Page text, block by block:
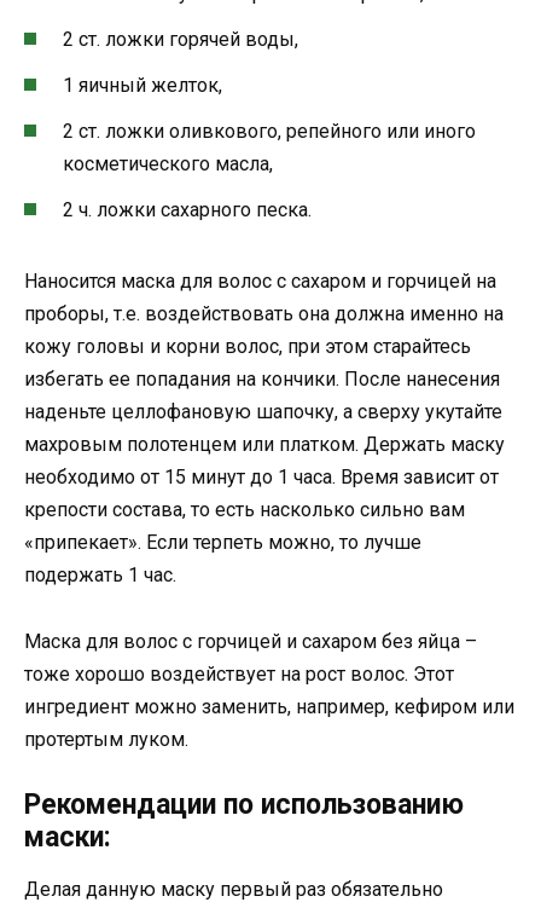
2 ст. ложки горячей воды,
1 яичный желток,
2 ст. ложки оливкового, репейного или иного
косметического масла,
2 ч. ложки сахарного песка.
Наносится маска для волос с сахаром и горчицей на
проборы, т.е. воздействовать она должна именно на
кожу головы и корни волос, при этом старайтесь
избегать ее попадания на кончики. После нанесения
наденьте целлофановую шапочку, а сверху укутайте
махровым полотенцем или платком. Держать маску
необходимо от 15 минут до 1 часа. Время зависит от
крепости состава, то есть насколько сильно вам
«припекает». Если терпеть можно, то лучше
подержать 1 час.
Маска для волос с горчицей и сахаром без яйца –
тоже хорошо воздействует на рост волос. Этот
ингредиент можно заменить, например, кефиром или
протертым луком.
Рекомендации по использованию
маски:
Делая данную маску первый раз обязательно